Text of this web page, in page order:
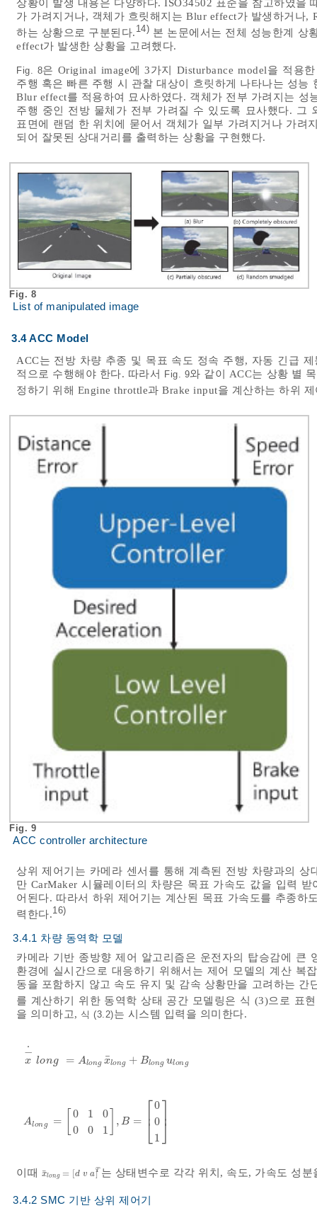
상황이 발생 내용은 다양하다. ISO34502 표준을 참고하였을
가 가려지거나, 객체가 흐릿해지는 Blur effect가 발생하거나
하는 상황으로 구분된다. 14) 본 논문에서는 전체 성능한계 상
effect가 발생한 상황을 고려했다.
Fig. 8은 Original image에 3가지 Disturbance model을 적용
주행 혹은 빠른 주행 시 관찰 대상이 흐릿하게 나타나는 성능
Blur effect를 적용하여 묘사하였다. 객체가 전부 가려지는 성
주행 중인 전방 물체가 전부 가려질 수 있도록 묘사했다. 그
표면에 랜덤 한 위치에 묻어서 객체가 일부 가려지거나 가려
되어 잘못된 상대거리를 출력하는 상황을 구현했다.
Fig. 8
List of manipulated image
3.4 ACC Model
ACC는 전방 차량 추종 및 목표 속도 정속 주행, 자동 긴급
적으로 수행해야 한다. 따라서
Fig. 9와 같이 ACC는 상황 별
정하기 위해 Engine throttle과 Brake input을 계산하는 하위
Fig. 9
ACC controller architecture
상위 제어기는 카메라 센서를 통해 계측된 전방 차량과의
만 CarMaker 시뮬레이터의 차량은 목표 가속도 값을 입력
어된다. 따라서 하위 제어기는 계산된 목표 가속도를 추종하
력한다.16)
3.4.1 차량 동역학 모델
카메라 기반 종방향 제어 알고리즘은 운전자의 탑승감에 큰
환경에 실시간으로 대응하기 위해서는 제어 모델의 계산 복
동을 포함하지 않고 속도 유지 및 감속 상황만을 고려하는
를 계산하기 위한 동역학 상태 공간 모델링은 식 (3)으로 표
을 의미하고, 식 (3.2)는 시스템 입력을 의미한다.
x
−
˙
long = Along x
¯long + Blong ulong
x -˙ lon g =Along x¯ long+Blong
Along =
0
0
1
0
0
1
, B = ⎡
⎣
⎢ 0
0
1
⎤
⎦⎥
Al n = 1 001,B = 00
이때 x
¯long = [d v a]T
x¯long =d v a T는 상태변수로 각각 위치, 속도, 가속도 성
3.4.2 SMC 기반 상위 제어기